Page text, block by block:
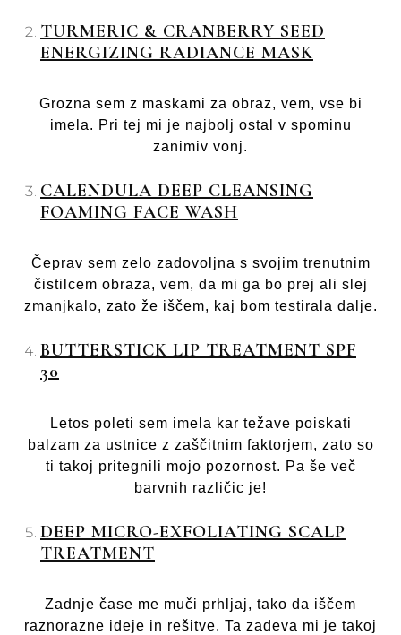
TURMERIC & CRANBERRY SEED
ENERGIZING RADIANCE MASK
Grozna sem z maskami za obraz, vem, vse bi
imela. Pri tej mi je najbolj ostal v spominu
zanimiv vonj.
CALENDULA DEEP CLEANSING
FOAMING FACE WASH
Čeprav sem zelo zadovoljna s svojim trenutnim
čistilcem obraza, vem, da mi ga bo prej ali slej
zmanjkalo, zato že iščem, kaj bom testirala dalje.
BUTTERSTICK LIP TREATMENT SPF
30
Letos poleti sem imela kar težave poiskati
balzam za ustnice z zaščitnim faktorjem, zato so
ti takoj pritegnili mojo pozornost. Pa še več
barvnih različic je!
DEEP MICRO-EXFOLIATING SCALP
TREATMENT
Zadnje čase me muči prhljaj, tako da iščem
raznorazne ideje in rešitve. Ta zadeva mi je takoj